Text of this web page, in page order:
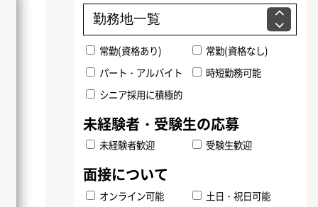
常勤(資格あり)
常勤(資格なし)
パート・アルバイト
時短勤務可能
シニア採用に積極的
未経験者歓迎 受験生歓迎
オンライン可能
土日・祝日可能